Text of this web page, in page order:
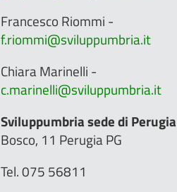
Francesco Riommi -
f.riommi@sviluppumbria.it
Chiara Marinelli -
c.marinelli@sviluppumbria.it
Sviluppumbria sede di Perugia
Bosco, 11 Perugia PG
Tel. 075 56811